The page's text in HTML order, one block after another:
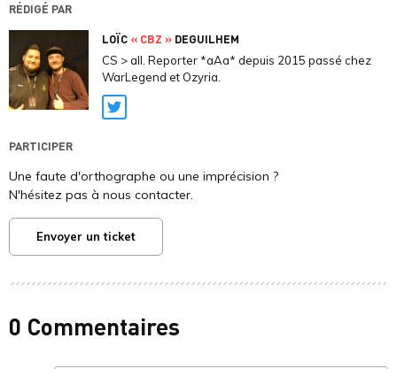
RÉDIGÉ PAR
LOÏC « CBZ » DEGUILHEM
CS > all. Reporter *aAa* depuis 2015 passé chez
WarLegend et Ozyria.
Twitter
PARTICIPER
Une faute d'orthographe ou une imprécision ?
N'hésitez pas à nous contacter.
Envoyer un ticket
0 Commentaires